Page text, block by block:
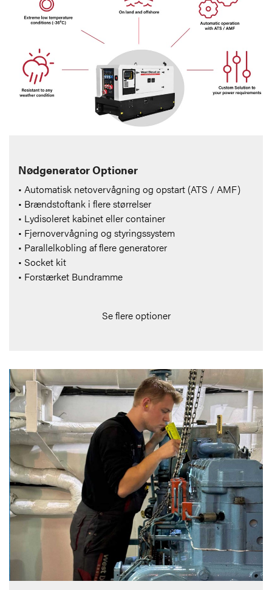
Nødgenerator Optioner
• Automatisk netovervågning og opstart (ATS / AMF)
• Brændstoftank i flere størrelser
• Lydisoleret kabinet eller container
• Fjernovervågning og styringssystem
• Parallelkobling af flere generatorer
• Socket kit
• Forstærket Bundramme
Se flere optioner